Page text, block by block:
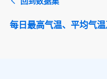
每日最高气温、平均气